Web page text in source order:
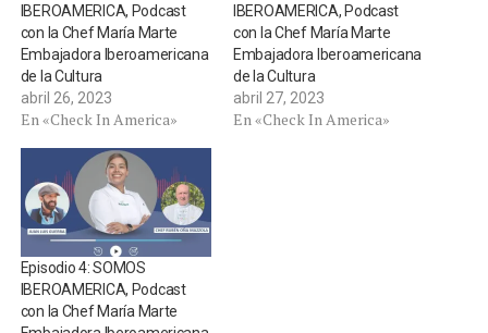
IBEROAMERICA, Podcast
con la Chef María Marte
Embajadora Iberoamericana
de la Cultura
abril 26, 2023
En «Check In America»
IBEROAMERICA, Podcast
con la Chef María Marte
Embajadora Iberoamericana
de la Cultura
abril 27, 2023
En «Check In America»
Episodio 4: SOMOS
IBEROAMERICA, Podcast
con la Chef María Marte